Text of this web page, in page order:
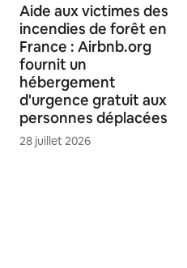
Aide aux victimes des
incendies de forêt en
France : Airbnb.org
fournit un
hébergement
d'urgence gratuit aux
personnes déplacées
28 juillet 2026